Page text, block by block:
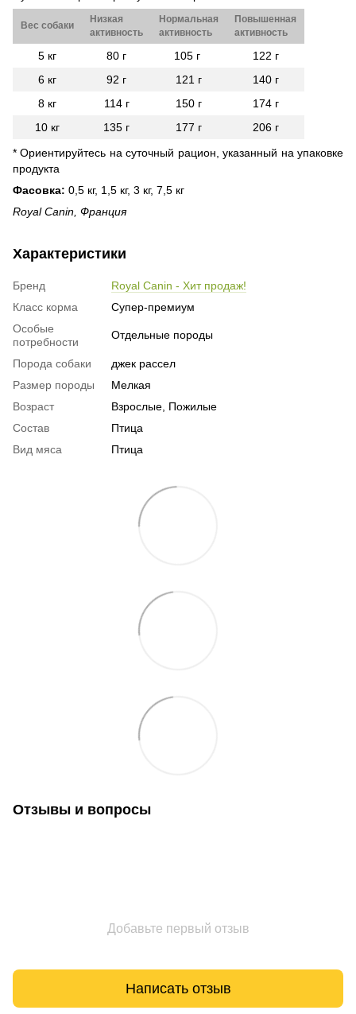
Вес собаки
Низкая
активность
Нормальная
активность
Повышенная
активность
5 кг 80 г 105 г
122 г
6 кг
92 г 121 г
140 г
8 кг
114 г 150 г
174 г
10 кг
135 г 177 г
206 г
* Ориентируйтесь на суточный рацион, указанный на упаковке
продукта
Фасовка: 0,5 кг, 1,5 кг, 3 кг, 7,5 кг
Royal Canin, Франция
Характеристики
Бренд
Royal Canin - Хит продаж!
Класс корма
Супер-премиум
Особые
потребности
Отдельные породы
Порода собаки
джек рассел
Размер породы
Мелкая
Возраст
Взрослые, Пожилые
Состав
Птица
Вид мяса
Птица
Отзывы и вопросы
Добавьте первый отзыв
Написать отзыв